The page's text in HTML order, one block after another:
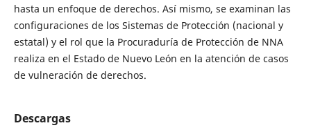
hasta un enfoque de derechos. Así mismo, se examinan las
configuraciones de los Sistemas de Protección (nacional y
estatal) y el rol que la Procuraduría de Protección de NNA
realiza en el Estado de Nuevo León en la atención de casos
de vulneración de derechos.
Descargas